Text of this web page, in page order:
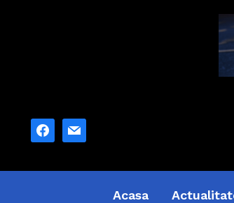
facebook
mail
Acasa